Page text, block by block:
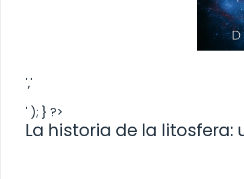
','
' ); } ?>
La historia de la